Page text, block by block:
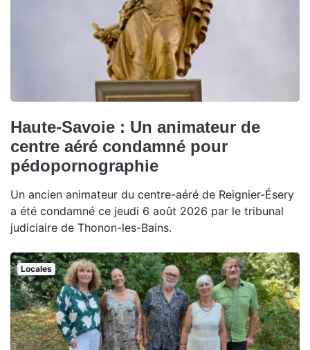
Haute-Savoie : Un animateur de
centre aéré condamné pour
pédopornographie
Un ancien animateur du centre-aéré de Reignier-Ésery
a été condamné ce jeudi 6 août 2026 par le tribunal
judiciaire de Thonon-les-Bains.
Locales